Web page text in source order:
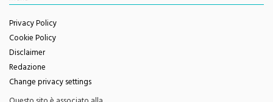
Privacy Policy
Cookie Policy
Disclaimer
Redazione
Change privacy settings
Questo sito è associato alla